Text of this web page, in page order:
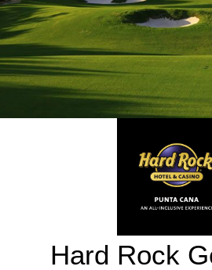
Hard Rock